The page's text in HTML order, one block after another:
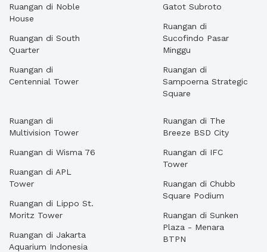
Ruangan di Noble
House
Ruangan di South
Quarter
Ruangan di
Centennial Tower
Gatot Subroto
Ruangan di
Sucofindo Pasar
Minggu
Ruangan di
Sampoerna Strategic
Square
Ruangan di
Multivision Tower
Ruangan di Wisma 76
Ruangan di APL
Tower
Ruangan di Lippo St.
Moritz Tower
Ruangan di Jakarta
Aquarium Indonesia
Ruangan di The
Breeze BSD City
Ruangan di IFC
Tower
Ruangan di Chubb
Square Podium
Ruangan di Sunken
Plaza - Menara
BTPN